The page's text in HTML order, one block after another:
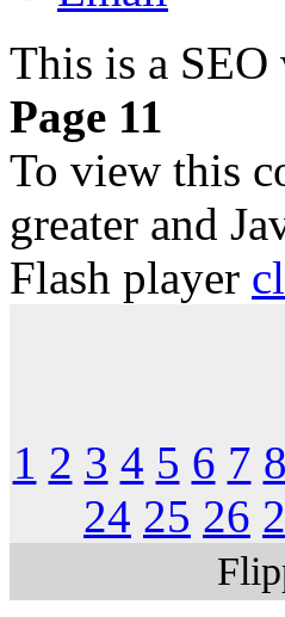
This is a
Page 11
To view this
greater and
Flash player
1 2 3 4 5 6 7 8
24 25 26